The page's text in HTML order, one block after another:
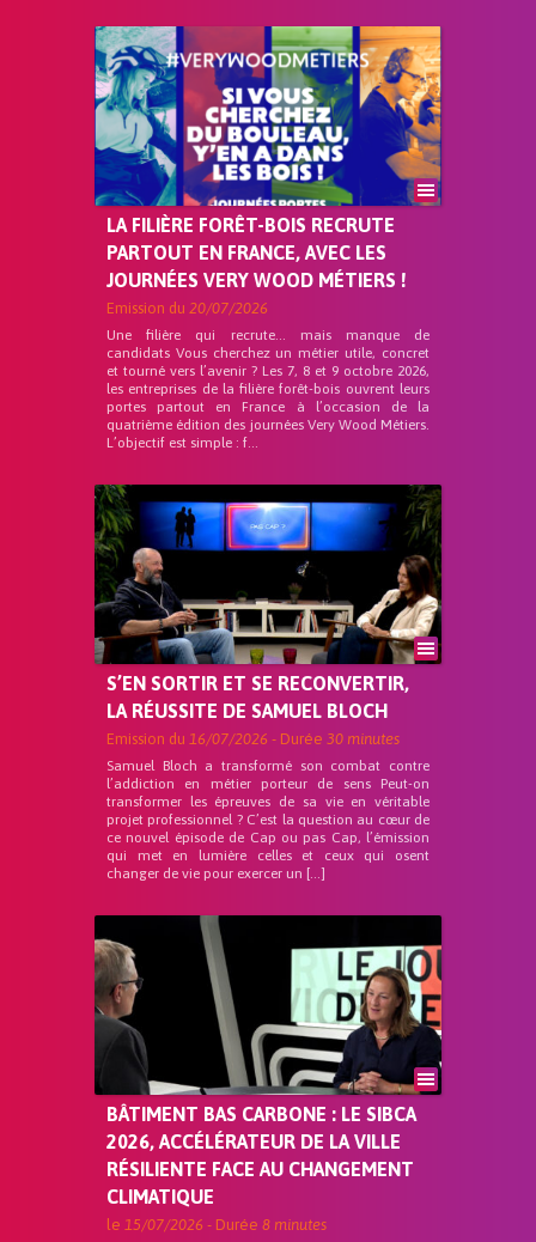
LA FILIÈRE FORÊT-BOIS RECRUTE
PARTOUT EN FRANCE, AVEC LES
JOURNÉES VERY WOOD MÉTIERS !
Emission du 20/07/2026
Une filière qui recrute… mais manque de
candidats Vous cherchez un métier utile, concret
et tourné vers l’avenir ? Les 7, 8 et 9 octobre 2026,
les entreprises de la filière forêt-bois ouvrent leurs
portes partout en France à l’occasion de la
quatrième édition des journées Very Wood Métiers.
L’objectif est simple : f...
S’EN SORTIR ET SE RECONVERTIR,
LA RÉUSSITE DE SAMUEL BLOCH
Emission du 16/07/2026 - Durée 30 minutes
Samuel Bloch a transformé son combat contre
l’addiction en métier porteur de sens Peut-on
transformer les épreuves de sa vie en véritable
projet professionnel ? C’est la question au cœur de
ce nouvel épisode de Cap ou pas Cap, l’émission
qui met en lumière celles et ceux qui osent
changer de vie pour exercer un […]
BÂTIMENT BAS CARBONE : LE SIBCA
2026, ACCÉLÉRATEUR DE LA VILLE
RÉSILIENTE FACE AU CHANGEMENT
CLIMATIQUE
le 15/07/2026 - Durée 8 minutes